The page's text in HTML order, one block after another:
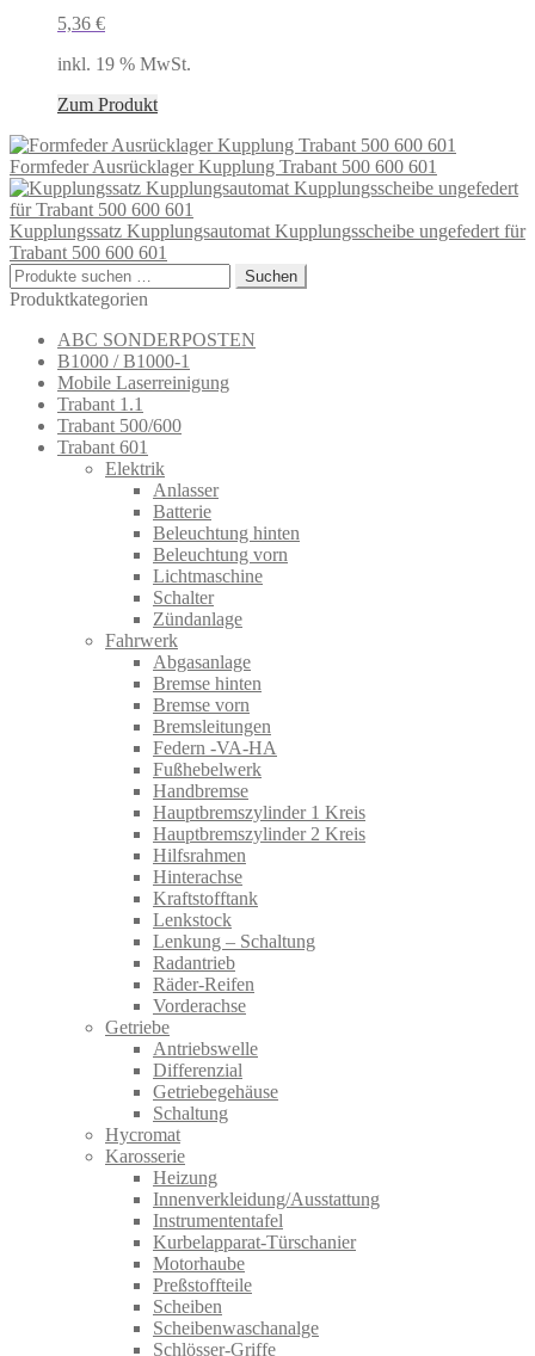
5,36 €
inkl. 19 % MwSt.
Zum Produkt
Formfeder Ausrücklager Kupplung Trabant 500 600 601
Kupplungssatz Kupplungsautomat Kupplungsscheibe ungefedert für
Trabant 500 600 601
Suchen
nach:
Suchen
Produktkategorien
ABC SONDERPOSTEN
B1000 / B1000-1
Mobile Laserreinigung
Trabant 1.1
Trabant 500/600
Trabant 601
Elektrik
Anlasser
Batterie
Beleuchtung hinten
Beleuchtung vorn
Lichtmaschine
Schalter
Zündanlage
Fahrwerk
Abgasanlage
Bremse hinten
Bremse vorn
Bremsleitungen
Federn -VA-HA
Fußhebelwerk
Handbremse
Hauptbremszylinder 1 Kreis
Hauptbremszylinder 2 Kreis
Hilfsrahmen
Hinterachse
Kraftstofftank
Lenkstock
Lenkung – Schaltung
Radantrieb
Räder-Reifen
Vorderachse
Getriebe
Antriebswelle
Differenzial
Getriebegehäuse
Schaltung
Hycromat
Karosserie
Heizung
Innenverkleidung/Ausstattung
Instrumententafel
Kurbelapparat-Türschanier
Motorhaube
Preßstoffteile
Scheiben
Scheibenwaschanalge
Schlösser-Griffe